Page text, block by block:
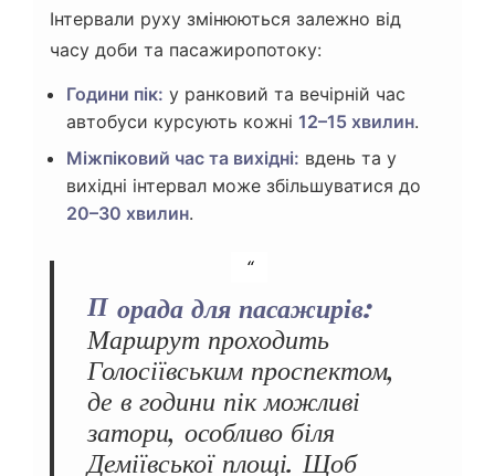
Інтервали руху змінюються залежно від
часу доби та пасажиропотоку:
Години пік: у ранковий та вечірній час
автобуси курсують кожні 12–15 хвилин.
Міжпіковий час та вихідні: вдень та у
вихідні інтервал може збільшуватися до
20–30 хвилин.
Порада для пасажирів:
Маршрут проходить
Голосіївським проспектом,
де в години пік можливі
затори, особливо біля
Деміївської площі. Щоб